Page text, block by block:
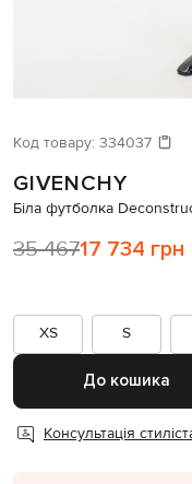
Давайте підберемо
Схожі товари
Код товару: 334037
GIVENCHY
Біла футболка
35 46717 734 грн
XS
S
До кошика
Консультація